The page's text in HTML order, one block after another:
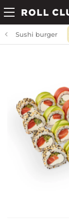
Sushi burger